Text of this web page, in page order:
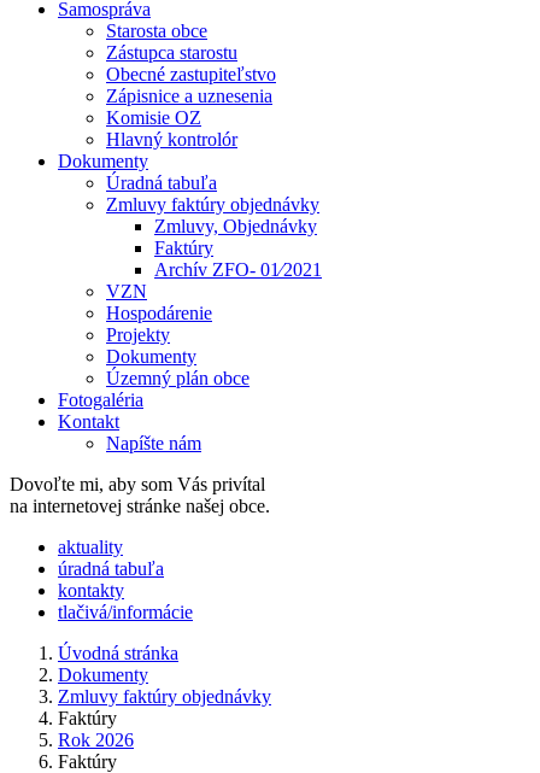
Samospráva
Starosta obce
Zástupca starostu
Obecné zastupiteľstvo
Zápisnice a uznesenia
Komisie OZ
Hlavný kontrolór
Dokumenty
Úradná tabuľa
Zmluvy faktúry objednávky
Zmluvy, Objednávky
Faktúry
Archív ZFO- 01⁄2021
VZN
Hospodárenie
Projekty
Dokumenty
Územný plán obce
Fotogaléria
Kontakt
Napíšte nám
Dovoľte mi, aby som Vás privítal
na internetovej stránke našej obce.
​​aktuality
úradná tabuľa
kontakty
tlačivá/informácie
Úvodná stránka
Dokumenty
Zmluvy faktúry objednávky
Faktúry
Rok 2026
Faktúry